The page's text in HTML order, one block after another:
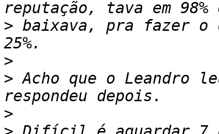
> baixava, pra fazer o
>
> Acho que o Leandro
>